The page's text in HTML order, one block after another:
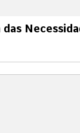
das